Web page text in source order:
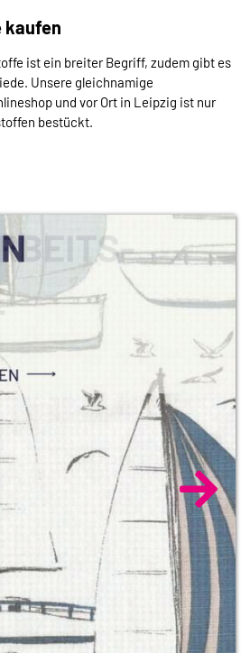
kaufen
ist ein breiter Begriff, zudem gibt es
Unsere gleichnamige
und vor Ort in Leipzig ist nur
bestückt.